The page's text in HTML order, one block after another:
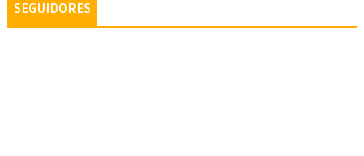
SEGUIDORES